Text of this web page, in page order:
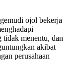
ojol bekerja
tidak menentu, dan
akibat
perusahaan